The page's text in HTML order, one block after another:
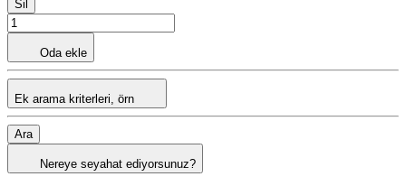
Sil
Oda ekle
Ek arama kriterleri, örn
Ara
Nereye seyahat ediyorsunuz?